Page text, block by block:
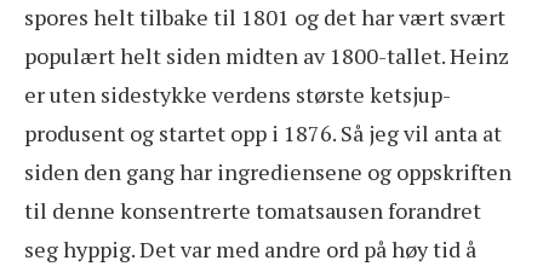
spores helt tilbake til 1801 og det har vært svært
populært helt siden midten av 1800-tallet. Heinz
er uten sidestykke verdens største ketsjup-
produsent og startet opp i 1876. Så jeg vil anta at
siden den gang har ingrediensene og oppskriften
til denne konsentrerte tomatsausen forandret
seg hyppig. Det var med andre ord på høy tid å